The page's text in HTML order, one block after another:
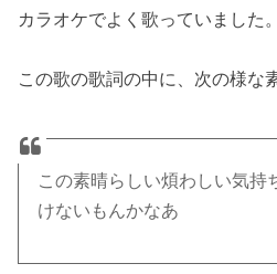
カラオケでよく歌っていました。
この歌の歌詞の中に、次の様な
この素晴らしい煩わしい気持
けないもんかなあ